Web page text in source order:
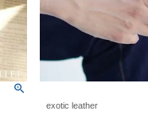
exotic leather